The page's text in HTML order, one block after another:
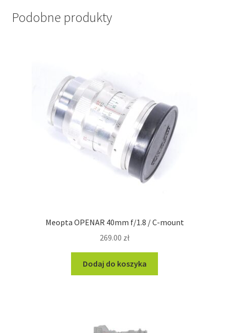
Podobne produkty
Meopta OPENAR 40mm f/1.8 / C-mount
269.00 zł
Dodaj do koszyka